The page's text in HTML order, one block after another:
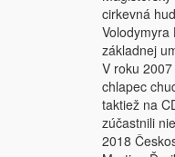
cirkevná
Volodymyra
základnej
V roku
chlapec
taktiež na
zúčastnili
2018